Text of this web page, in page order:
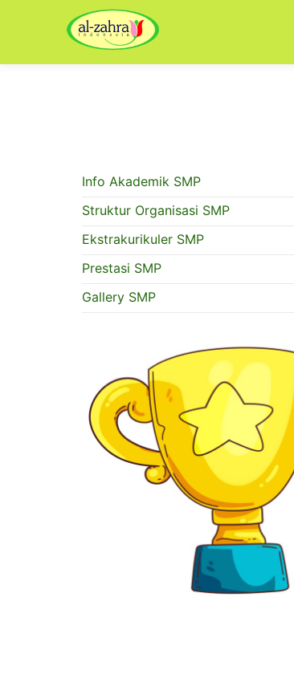
Info Akademik SMP
Struktur Organisasi SMP
Ekstrakurikuler SMP
Prestasi SMP
Gallery SMP